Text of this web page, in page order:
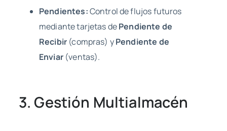
Pendientes:Control de flujos futuros
mediante tarjetas dePendiente de
Recibir (compras) yPendiente de
Enviar(ventas).
3. Gestión Multialmacén